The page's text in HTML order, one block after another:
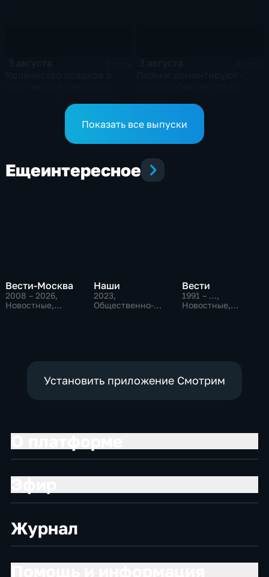
с половиной раза
визуального шума
Показать все выпуски
Ещеинтересное
Вести-Москва
2008 – 2026,
Новостные,
Наши
2023,
Общественно-
Вести
1991 – …,
Новостные,
Установить приложение Смотрим
Журнал